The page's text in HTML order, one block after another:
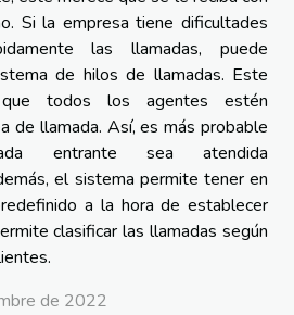
Si la empresa tiene dificultades
las llamadas, puede
de hilos de llamadas. Este
todos los agentes estén
de llamada. Así, es más probable
entrante sea atendida
el sistema permite tener en
a la hora de establecer
clasificar las llamadas según
de 2022